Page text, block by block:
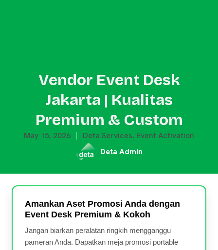
Vendor Event Desk
Jakarta | Kualitas
Premium & Custom
May 15, 2026 Deta Services, Event Activation
Deta Admin
Amankan Aset Promosi Anda dengan
Event Desk Premium & Kokoh
Jangan biarkan peralatan ringkih mengganggu
pameran Anda. Dapatkan meja promosi portable